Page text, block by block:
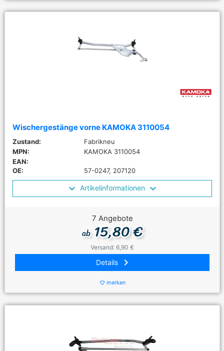
Wischergestänge vorne KAMOKA 3110054
Zustand:
Fabrikneu
MPN:
KAMOKA 3110054
EAN:
OE:
57-0247, 207120
Artikelinformationen
7 Angebote
ab15,80 €
Versand: 6,90 €
Details keyboard_arrow_right
favorite_border merken